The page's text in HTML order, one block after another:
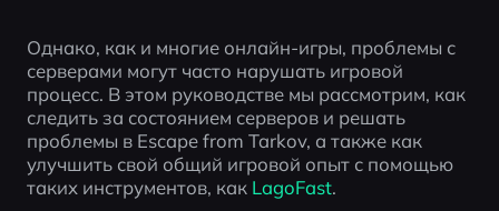
боя и
игровому
процессу,
Однако, как и многие онлайн-игры, проблемы с
серверами могут часто нарушать игровой
процесс. В этом руководстве мы рассмотрим, как
следить за состоянием серверов и решать
проблемы в Escape from Tarkov, а также как
улучшить свой общий игровой опыт с помощью
таких инструментов, как LagoFast.